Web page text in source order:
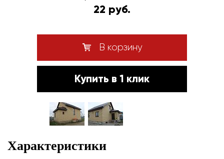
22 руб.
В корзину
Купить в 1 клик
Характеристики